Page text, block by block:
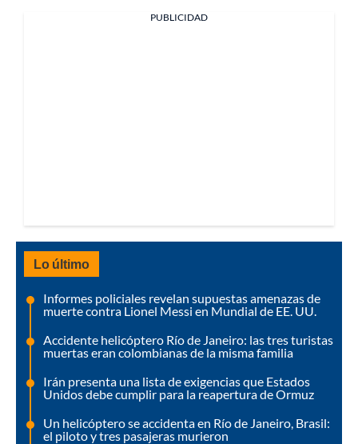
PUBLICIDAD
Lo último
Informes policiales revelan supuestas amenazas de
muerte contra Lionel Messi en Mundial de EE. UU.
Accidente helicóptero Río de Janeiro: las tres turistas
muertas eran colombianas de la misma familia
Irán presenta una lista de exigencias que Estados
Unidos debe cumplir para la reapertura de Ormuz
Un helicóptero se accidenta en Río de Janeiro, Brasil:
el piloto y tres pasajeras murieron